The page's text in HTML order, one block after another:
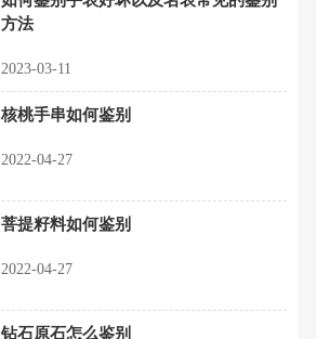
方法
2023-03-11
核桃手串如何鉴别
2022-04-27
菩提籽料如何鉴别
2022-04-27
钻石原石怎么鉴别